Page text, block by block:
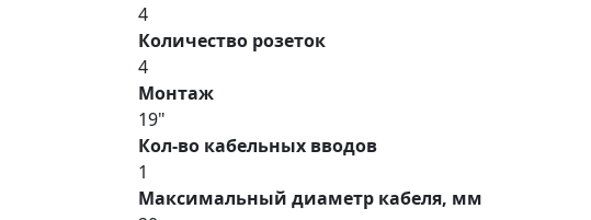
4
Количество розеток
4
Монтаж
19"
Кол-во кабельных вводов
1
Максимальный диаметр кабеля, мм